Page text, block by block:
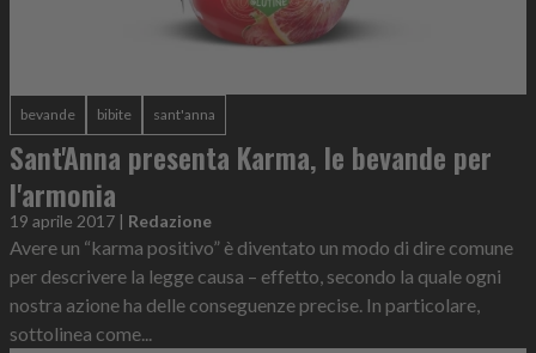
bevande bibite sant'anna
Sant'Anna presenta Karma, le bevande per
l'armonia
19 aprile 2017 | Redazione
Avere un “karma positivo” è diventato un modo di dire comune
per descrivere la legge causa – effetto, secondo la quale ogni
nostra azione ha delle conseguenze precise. In particolare,
sottolinea come...